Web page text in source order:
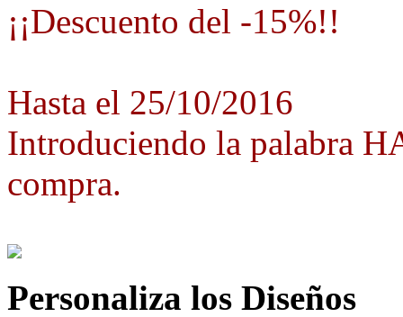
¡¡Descuento del -15%!!
Hasta el 25/10/2016
Introduciendo la palabra
compra.
Personaliza los Diseños